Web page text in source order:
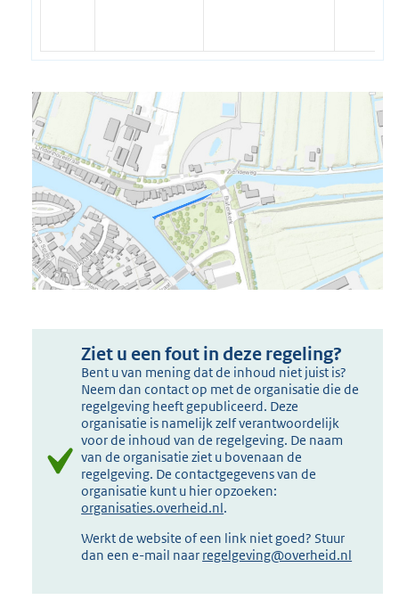
Ziet u een fout in deze regeling?
Bent u van mening dat de inhoud niet juist is?
Neem dan contact op met de organisatie die de
regelgeving heeft gepubliceerd. Deze
organisatie is namelijk zelf verantwoordelijk
voor de inhoud van de regelgeving. De naam
van de organisatie ziet u bovenaan de
regelgeving. De contactgegevens van de
organisatie kunt u hier opzoeken:
organisaties.overheid.nl.
Werkt de website of een link niet goed? Stuur
dan een e-mail naar regelgeving@overheid.nl